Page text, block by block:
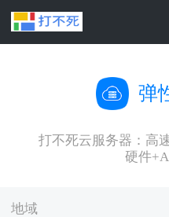
弹
打不死云服务器：高
硬件
地域